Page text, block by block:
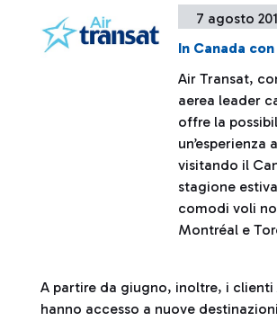
7 agosto
In Canada
Air Transat,
aerea leader
offre la
un’esperienza
visitando il
stagione
comodi voli
Montréal e
A partire da giugno, inoltre, i clienti
hanno accesso a nuove